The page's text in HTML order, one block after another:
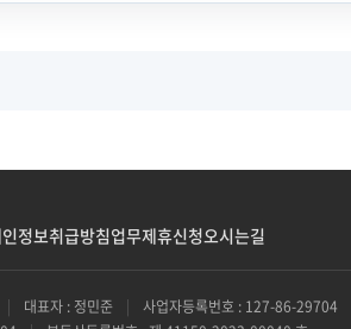
정보취급방침업무제휴신청오시는길
| 대표자 : 정민준 |
사업자등록번호 : 127-86-29704